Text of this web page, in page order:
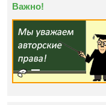
Важно!